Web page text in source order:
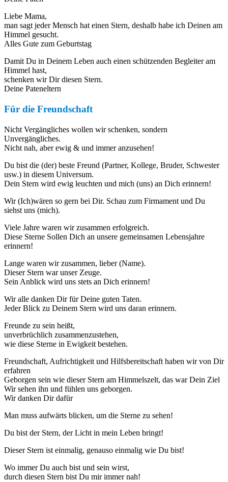
Liebe Mama,
man sagt jeder Mensch hat einen Stern, deshalb habe ich Deinen am
Himmel gesucht.
Alles Gute zum Geburtstag
Damit Du in Deinem Leben auch einen schützenden Begleiter am
Himmel hast,
schenken wir Dir diesen Stern.
Deine Pateneltern
Für die Freundschaft
Nicht Vergängliches wollen wir schenken, sondern
Unvergängliches.
Nicht nah, aber ewig & und immer anzusehen!
Du bist die (der) beste Freund (Partner, Kollege, Bruder, Schwester
usw.) in diesem Universum.
Dein Stern wird ewig leuchten und mich (uns) an Dich erinnern!
Wir (Ich)wären so gern bei Dir. Schau zum Firmament und Du
siehst uns (mich).
Viele Jahre waren wir zusammen erfolgreich.
Diese Sterne Sollen Dich an unsere gemeinsamen Lebensjahre
erinnern!
Lange waren wir zusammen, lieber (Name).
Dieser Stern war unser Zeuge.
Sein Anblick wird uns stets an Dich erinnern!
Wir alle danken Dir für Deine guten Taten.
Jeder Blick zu Deinem Stern wird uns daran erinnern.
Freunde zu sein heißt,
unverbrüchlich zusammenzustehen,
wie diese Sterne in Ewigkeit bestehen.
Freundschaft, Aufrichtigkeit und Hilfsbereitschaft haben wir von Dir
erfahren
Geborgen sein wie dieser Stern am Himmelszelt, das war Dein Ziel
Wir sehen ihn und fühlen uns geborgen.
Wir danken Dir dafür
Man muss aufwärts blicken, um die Sterne zu sehen!
Du bist der Stern, der Licht in mein Leben bringt!
Dieser Stern ist einmalig, genauso einmalig wie Du bist!
Wo immer Du auch bist und sein wirst,
durch diesen Stern bist Du mir immer nah!